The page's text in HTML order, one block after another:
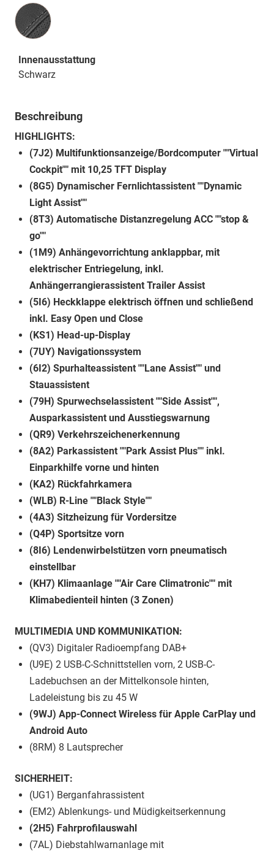
Innenausstattung
Innenausstattung
Schwarz
Beschreibung
HIGHLIGHTS:
(7J2) Multifunktionsanzeige/Bordcomputer ""Virtual
Cockpit"" mit 10,25 TFT Display
(8G5) Dynamischer Fernlichtassistent ""Dynamic
Light Assist""
(8T3) Automatische Distanzregelung ACC ""stop &
go""
(1M9) Anhängevorrichtung anklappbar, mit
elektrischer Entriegelung, inkl.
Anhängerrangierassistent Trailer Assist
(5I6) Heckklappe elektrisch öffnen und schließend
inkl. Easy Open und Close
(KS1) Head-up-Display
(7UY) Navigationssystem
(6I2) Spurhalteassistent ""Lane Assist"" und
Stauassistent
(79H) Spurwechselassistent ""Side Assist"",
Ausparkassistent und Ausstiegswarnung
(QR9) Verkehrszeichenerkennung
(8A2) Parkassistent ""Park Assist Plus"" inkl.
Einparkhilfe vorne und hinten
(KA2) Rückfahrkamera
(WLB) R-Line ""Black Style""
(4A3) Sitzheizung für Vordersitze
(Q4P) Sportsitze vorn
(8I6) Lendenwirbelstützen vorn pneumatisch
einstellbar
(KH7) Klimaanlage ""Air Care Climatronic"" mit
Klimabedienteil hinten (3 Zonen)
MULTIMEDIA UND KOMMUNIKATION:
(QV3) Digitaler Radioempfang DAB+
(U9E) 2 USB-C-Schnittstellen vorn, 2 USB-C-
Ladebuchsen an der Mittelkonsole hinten,
Ladeleistung bis zu 45 W
(9WJ) App-Connect Wireless für Apple CarPlay und
Android Auto
(8RM) 8 Lautsprecher
SICHERHEIT:
(UG1) Berganfahrassistent
(EM2) Ablenkungs- und Müdigkeitserkennung
(2H5) Fahrprofilauswahl
(7AL) Diebstahlwarnanlage mit